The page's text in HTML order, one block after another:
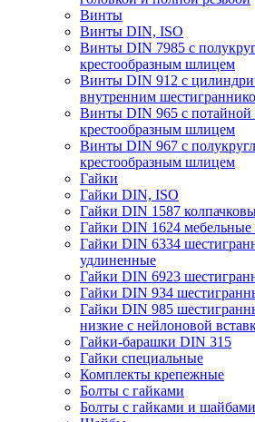
Винты
Винты DIN, ISO
Винты DIN 7985 с
крестообразным шлицем
Винты DIN 912 с
внутренним
Винты DIN 965 с потайной
крестообразным шлицем
Винты DIN 967 с
крестообразным шлицем
Гайки
Гайки DIN, ISO
Гайки DIN 1587
Гайки DIN 1624 мебельные
Гайки DIN 6334
удлиненные
Гайки DIN 6923
Гайки DIN 934
Гайки DIN 985
низкие с нейлоновой
Гайки-барашки DIN 315
Гайки специальные
Комплекты крепежные
Болты с гайками
Болты с гайками и шайбами